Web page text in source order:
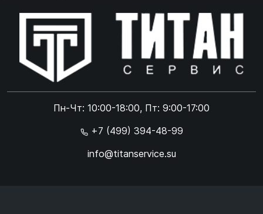
Пн-Чт: 10:00-18:00, Пт: 9:00-17:00
+7 (499) 394-48-99
info@titanservice.su
Online чат
Online чат